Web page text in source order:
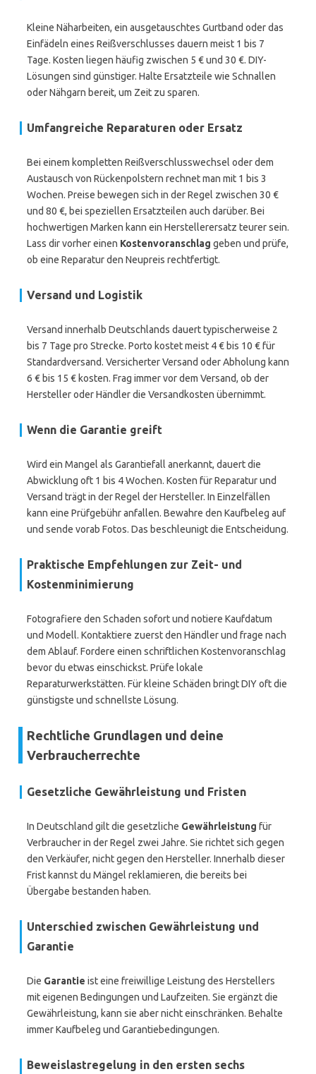
Kleine Näharbeiten, ein ausgetauschtes Gurtband oder das
Einfädeln eines Reißverschlusses dauern meist 1 bis 7
Tage. Kosten liegen häufig zwischen 5 € und 30 €. DIY-
Lösungen sind günstiger. Halte Ersatzteile wie Schnallen
oder Nähgarn bereit, um Zeit zu sparen.
Umfangreiche Reparaturen oder Ersatz
Bei einem kompletten Reißverschlusswechsel oder dem
Austausch von Rückenpolstern rechnet man mit 1 bis 3
Wochen. Preise bewegen sich in der Regel zwischen 30 €
und 80 €, bei speziellen Ersatzteilen auch darüber. Bei
hochwertigen Marken kann ein Herstellerersatz teurer sein.
Lass dir vorher einen Kostenvoranschlag geben und prüfe,
ob eine Reparatur den Neupreis rechtfertigt.
Versand und Logistik
Versand innerhalb Deutschlands dauert typischerweise 2
bis 7 Tage pro Strecke. Porto kostet meist 4 € bis 10 € für
Standardversand. Versicherter Versand oder Abholung kann
6 € bis 15 € kosten. Frag immer vor dem Versand, ob der
Hersteller oder Händler die Versandkosten übernimmt.
Wenn die Garantie greift
Wird ein Mangel als Garantiefall anerkannt, dauert die
Abwicklung oft 1 bis 4 Wochen. Kosten für Reparatur und
Versand trägt in der Regel der Hersteller. In Einzelfällen
kann eine Prüfgebühr anfallen. Bewahre den Kaufbeleg auf
und sende vorab Fotos. Das beschleunigt die Entscheidung.
Praktische Empfehlungen zur Zeit- und
Kostenminimierung
Fotografiere den Schaden sofort und notiere Kaufdatum
und Modell. Kontaktiere zuerst den Händler und frage nach
dem Ablauf. Fordere einen schriftlichen Kostenvoranschlag
bevor du etwas einschickst. Prüfe lokale
Reparaturwerkstätten. Für kleine Schäden bringt DIY oft die
günstigste und schnellste Lösung.
Rechtliche Grundlagen und deine
Verbraucherrechte
Gesetzliche Gewährleistung und Fristen
In Deutschland gilt die gesetzliche Gewährleistung für
Verbraucher in der Regel zwei Jahre. Sie richtet sich gegen
den Verkäufer, nicht gegen den Hersteller. Innerhalb dieser
Frist kannst du Mängel reklamieren, die bereits bei
Übergabe bestanden haben.
Unterschied zwischen Gewährleistung und
Garantie
Die Garantie ist eine freiwillige Leistung des Herstellers
mit eigenen Bedingungen und Laufzeiten. Sie ergänzt die
Gewährleistung, kann sie aber nicht einschränken. Behalte
immer Kaufbeleg und Garantiebedingungen.
Beweislastregelung in den ersten sechs